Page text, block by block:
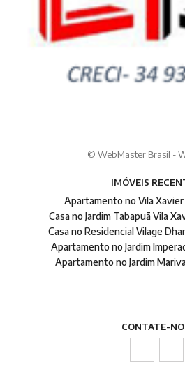
© WebMaster Brasil -
IMÓVEIS
Apartamento no Vila
Casa no Jardim Tabapuã Vila
Casa no Residencial Vilage
Apartamento no Jardim
Apartamento no Jardim
CONTATE-